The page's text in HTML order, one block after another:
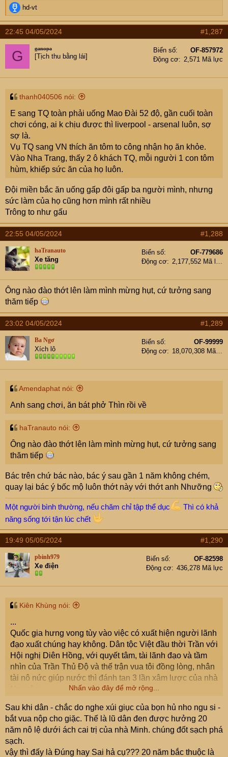
R
e
a
c
t
o
n
s
hd-vt
22:45 04/05/2024 #1,287
G ganopa
[Tịch thu bằng lái]
Biển số
OF-857972
Động cơ
2,571 Mã lực
thanh040506 nói:
E sang TQ toàn phải uống Mao Đài 52 độ, gần cuối toàn
chơi cóng, ai k chịu được thì liverpool - arsenal luôn, sợ
sợ là.
Vụ TQ sang VN thích ăn tôm to công nhận họ ăn khỏe.
Vào Nha Trang, thấy 2 ô khách TQ, mỗi người 1 con tôm
hùm, khiếp sức ăn của họ luôn.
Đội miền bắc ăn uống gấp đôi gấp ba người mình, nhưng
sức làm của họ cũng hơn mình rất nhiều
Trông to như gấu
22:55 04/05/2024 #1,288
haTranauto
Xe tăng
Biển số
OF-779686
Động cơ
Ông nào đào thớt lên làm mình mừng hụt, cứ tưởng sang
thăm tiếp
23:02 04/05/2024 #1,289
Ba Ngơ
Xích lô
Biển số
OF-99999
Động cơ
Amendaphat nói:
Anh sang chơi, ăn bát phở Thìn rồi về
haTranauto nói:
Ông nào đào thớt lên làm mình mừng hụt, cứ tưởng sang
thăm tiếp
Bác trên chứ bác nào, bác ý sau gần 1 năm không chém,
quay lại bác ý bốc mộ luôn thớt này với thớt anh Nhưỡng
Một người bình thường, nếu chăm chỉ tập thể dục
Thì có khả
năng sống tới tận lúc chết
19:49 05/05/2024 #1,290
pbinh979
Xe điện
Biển số
OF-82598
Động cơ
436,278 Mã lực
Kiên Khùng nói:
...
Quốc gia hưng vong tùy vào việc có xuất hiện người lãnh
đạo xuất chúng hay không. Dân tộc Việt đầu thời Trần với
Hội nghị Diên Hồng, với quyết tâm, tài lãnh đạo và tầm
nhìn của Trần Thủ Độ và thế trận vua tôi đồng lòng, nhân
tài nô nức giúp nước thì đánh tan 3 lần xâm lược của nhà
đông dân hơn nhưng đến thời Hồ Quý Ly, dân bắt vua đi
nộp cho giặc.
“Tôi phụ trách 10 bộ, chị Trà là người nhắn tin gọi điện
Nhấn vào đây để mở rộng...
Sau khi dân - chắc do nghe xúi giục của bọn hủ nho ngu si -
bắt vua nộp cho giặc. Thế là lũ dân đen được hưởng 20
năm nô lệ dưới ách cai trị của nhà Minh. chúng đốt sạch phá
sạch.
vậy thì đấy là Đúng hay Sai hả cụ??? 20 năm bắc thuộc là